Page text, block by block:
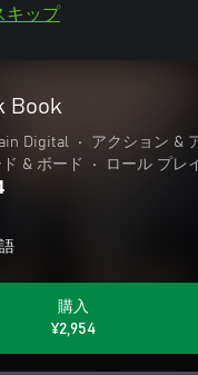
キップ
Book
Digital •
アクション &
& ボード • ロール プレ
購入
¥2,954